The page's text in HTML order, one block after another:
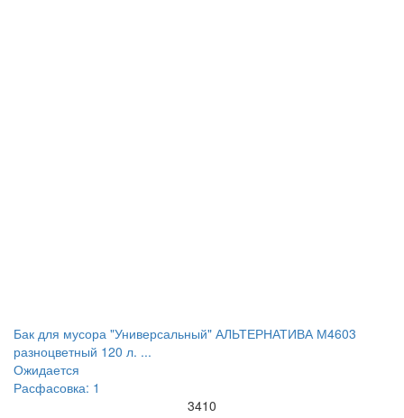
Бак для мусора "Универсальный" АЛЬТЕРНАТИВА М4603
разноцветный 120 л. ...
Ожидается
Расфасовка: 1
3410